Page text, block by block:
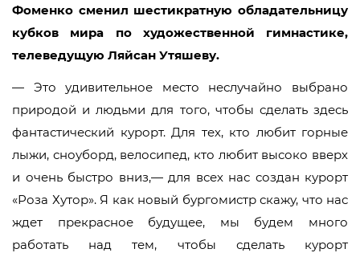
Фоменко сменил шестикратную обладательницу
кубков мира по художественной гимнастике,
телеведущую Ляйсан Утяшеву.
— Это удивительное место неслучайно выбрано
природой и людьми для того, чтобы сделать здесь
фантастический курорт. Для тех, кто любит горные
лыжи, сноуборд, велосипед, кто любит высоко вверх
и очень быстро вниз,— для всех нас создан курорт
«Роза Хутор». Я как новый бургомистр скажу, что нас
ждет прекрасное будущее, мы будем много
работать над тем, чтобы сделать курорт